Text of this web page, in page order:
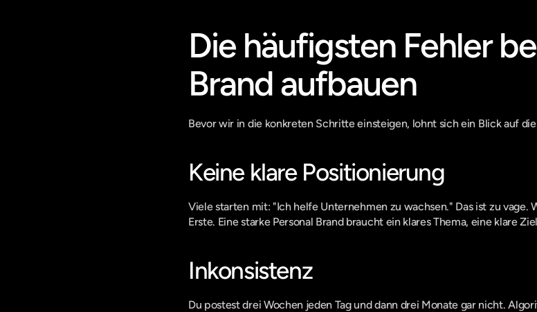
Die häufigsten Fehler
Brand aufbauen
Bevor wir in die konkreten Schritte einsteigen, lohnt sich ein Blick auf
Keine klare Positionierung
Viele starten mit: "Ich helfe Unternehmen zu wachsen." Das ist zu vage.
Erste. Eine starke Personal Brand braucht ein klares Thema, eine klare
Inkonsistenz
Du postest drei Wochen jeden Tag und dann drei Monate gar nicht.